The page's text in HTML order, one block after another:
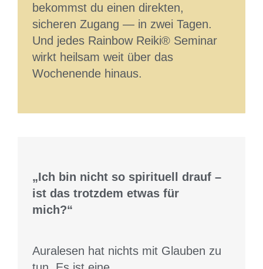
bekommst du einen direkten,
sicheren Zugang — in zwei Tagen.
Und jedes Rainbow Reiki® Seminar
wirkt heilsam weit über das
Wochenende hinaus.
„Ich bin nicht so spirituell drauf –
ist das trotzdem etwas für
mich?“
Auralesen hat nichts mit Glauben zu